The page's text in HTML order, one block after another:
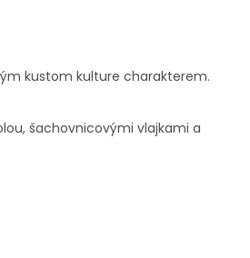
kustom kulture charakterem.
šachovnicovými vlajkami a